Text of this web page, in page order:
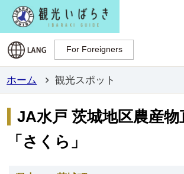
For Foreigners
For Foreigners
ホーム 観光スポット
JA水戸 茨城地区農産物
「さくら」